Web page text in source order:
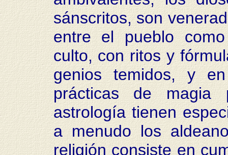
sánscritos, son
entre el pueblo
culto, con ritos y
genios temidos, y
prácticas de magia
astrología tienen
a menudo los
religión consiste en